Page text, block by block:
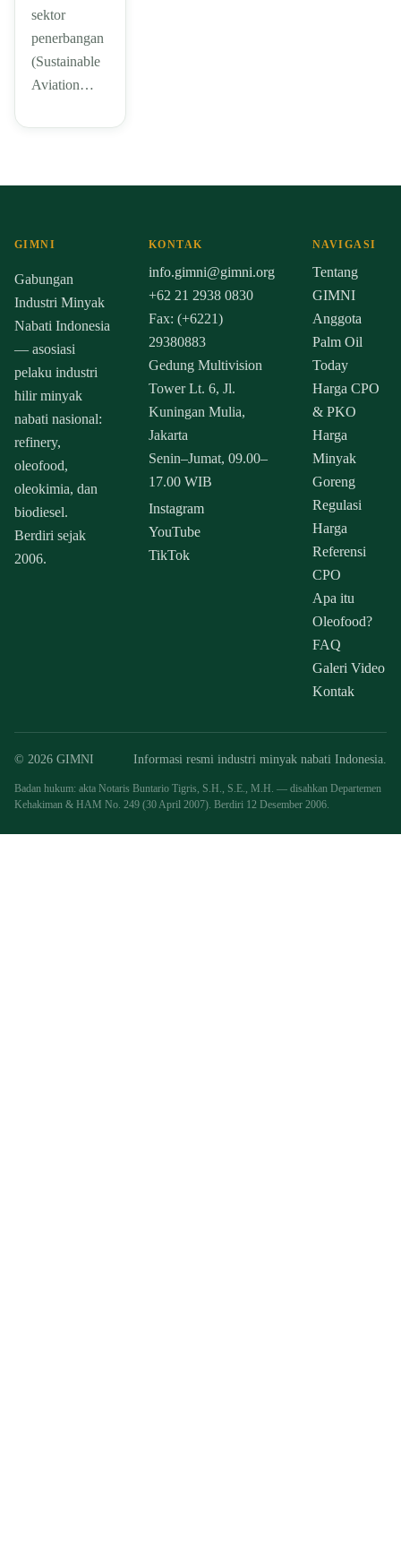
sektor
penerbangan
(Sustainable
Aviation…
GIMNI
Gabungan
Industri Minyak
Nabati Indonesia
— asosiasi
pelaku industri
hilir minyak
nabati nasional:
refinery,
oleofood,
oleokimia, dan
biodiesel.
Berdiri sejak
2006.
KONTAK
info.gimni@gimni.org
+62 21 2938 0830
Fax: (+6221)
29380883
Gedung Multivision
Tower Lt. 6, Jl.
Kuningan Mulia,
Jakarta
Senin–Jumat, 09.00–
17.00 WIB
Instagram
YouTube
TikTok
NAVIGASI
Tentang
GIMNI
Anggota
Palm Oil
Today
Harga CPO
& PKO
Harga
Minyak
Goreng
Regulasi
Harga
Referensi
CPO
Apa itu
Oleofood?
FAQ
Galeri Video
Kontak
© 2026 GIMNI Informasi resmi industri minyak nabati Indonesia.
Badan hukum: akta Notaris Buntario Tigris, S.H., S.E., M.H. — disahkan Departemen
Kehakiman & HAM No. 249 (30 April 2007). Berdiri 12 Desember 2006.